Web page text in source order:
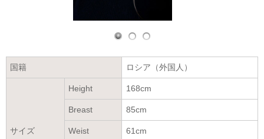
国籍 ロシア（外国人）
サイズ
Height 168cm
Breast 85cm
Weist 61cm